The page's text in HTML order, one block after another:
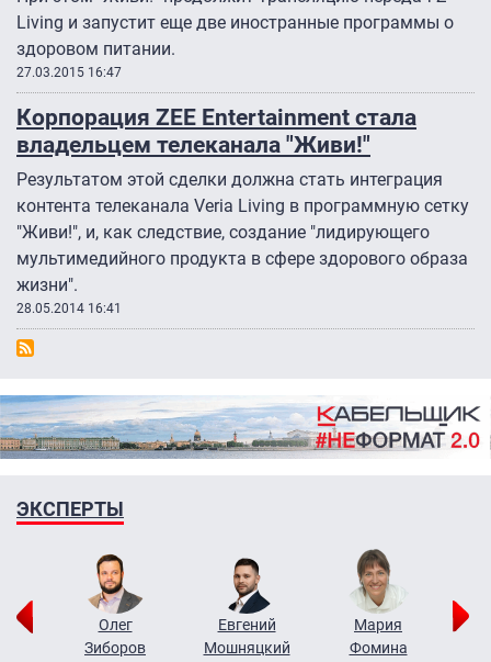
Living и запустит еще две иностранные программы о
здоровом питании.
27.03.2015 16:47
Корпорация ZEE Entertainment стала
владельцем телеканала "Живи!"
Результатом этой сделки должна стать интеграция
контента телеканала Veria Living в программную сетку
"Живи!", и, как следствие, создание "лидирующего
мультимедийного продукта в сфере здорового образа
жизни".
28.05.2014 16:41
ЭКСПЕРТЫ
Олег
Зиборов
Евгений
Мошняцкий
Мария
Фомина